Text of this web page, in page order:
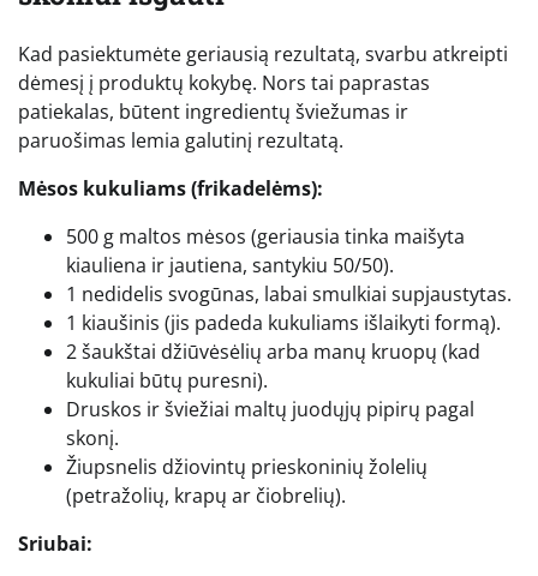
Kad pasiektumėte geriausią rezultatą, svarbu atkreipti
dėmesį į produktų kokybę. Nors tai paprastas
patiekalas, būtent ingredientų šviežumas ir
paruošimas lemia galutinį rezultatą.
Mėsos kukuliams (frikadelėms):
500 g maltos mėsos (geriausia tinka maišyta
kiauliena ir jautiena, santykiu 50/50).
1 nedidelis svogūnas, labai smulkiai supjaustytas.
1 kiaušinis (jis padeda kukuliams išlaikyti formą).
2 šaukštai džiūvėsėlių arba manų kruopų (kad
kukuliai būtų puresni).
Druskos ir šviežiai maltų juodųjų pipirų pagal
skonį.
Žiupsnelis džiovintų prieskoninių žolelių
(petražolių, krapų ar čiobrelių).
Sriubai: